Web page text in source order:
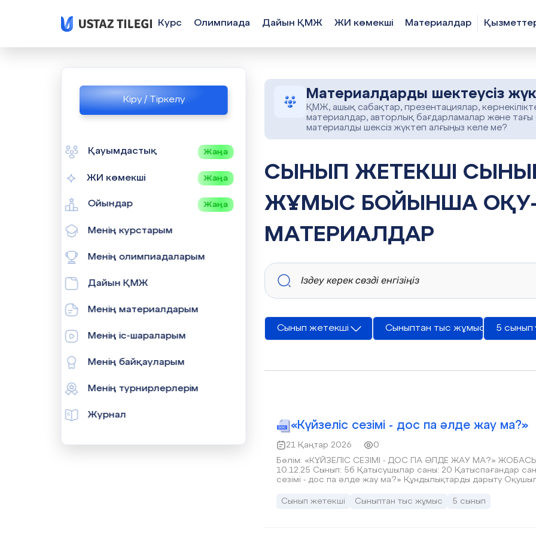
Кіру / Тіркелу
Қауымдастық Жаңа
ЖИ көмекші Жаңа
Ойындар Жаңа
Менің курстарым
Менің олимпиадаларым
Дайын ҚМЖ
Менің материалдарым
Менің іс-шараларым
Менің байқауларым
Менің турнирлерлерім
Журнал
Курс Олимпиада Дайын ҚМЖ ЖИ көмекші Материалдар
Материалдарды шектеусіз
ҚМЖ, ашық сабақтар, презентациялар,
материалдар, авторлық бағдарламалар және
материалды шексіз жүктеп алғыңыз келе ме?
СЫНЫП ЖЕТЕКШІ СЫНЫПТАН ТЫС
ЖҰМЫС БОЙЫНША ОҚУ-
МАТЕРИАЛДАР
Сынып жетекші Сыныптан тыс жұмыс 5 сынып
«Күйзеліс сезімі - дос па әлде жау ма?»
21 Қаңтар 2026
0
Бөлім: «КҮЙЗЕЛІС СЕЗІМІ - ДОС ПА ӘЛДЕ ЖАУ МА?» ЖОБАСЫ
10.12.25 Сынып: 5б Қатысушылар саны: 20 Қатыспағандар саны: Сынып сағатының тақырыбы
сезімі - дос па әлде жау ма?» Құндылықтарды дарыту
бермейтін сапа ретінде түсінеді.Өзінің және
тырысады Сынып сағатының мақсаты Өзінің даралығын және
Сынып жетекші Сыныптан тыс жұмыс 5 сынып